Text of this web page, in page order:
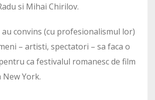
si Mihai Chirilov.
convins (cu profesionalismul lor)
– artisti, spectatori – sa faca o
ca festivalul romanesc de film
York.